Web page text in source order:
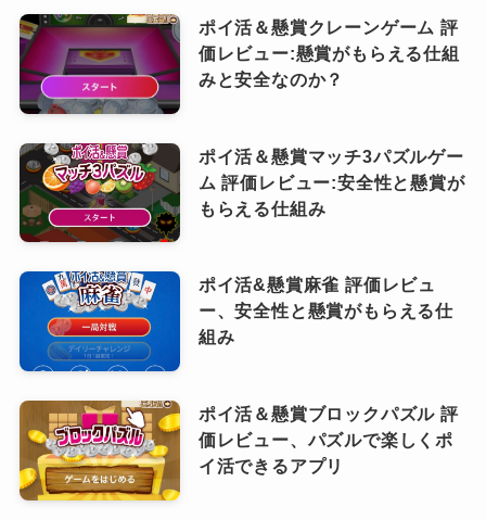
ポイ活＆懸賞クレーンゲーム 評
価レビュー:懸賞がもらえる仕組
みと安全なのか？
ポイ活＆懸賞マッチ3パズルゲー
ム 評価レビュー:安全性と懸賞が
もらえる仕組み
ポイ活&懸賞麻雀 評価レビュ
ー、安全性と懸賞がもらえる仕
組み
ポイ活＆懸賞ブロックパズル 評
価レビュー、パズルで楽しくポ
イ活できるアプリ